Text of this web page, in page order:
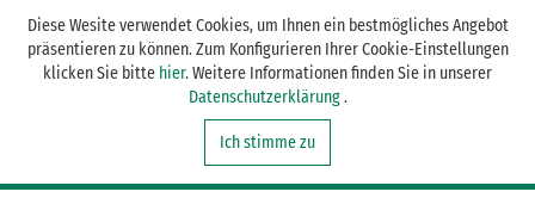
Diese Wesite verwendet Cookies, um Ihnen ein bestmögliches Angebot
präsentieren zu können. Zum Konfigurieren Ihrer Cookie-Einstellungen
klicken Sie bitte hier. Weitere Informationen finden Sie in unserer
Datenschutzerklärung.
Ich stimme zu